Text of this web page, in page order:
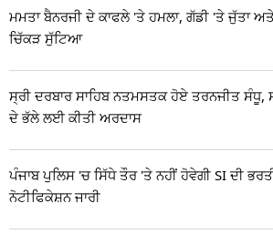
ਮਮਤਾ ਬੈਨਰਜੀ ਦੇ ਕਾਫਲੇ 'ਤੇ ਹਮਲਾ, ਗੱਡੀ 'ਤੇ ਜੁੱਤਾ
ਚਿੱਕੜ ਸੁੱਟਿਆ
ਸ੍ਰੀ ਦਰਬਾਰ ਸਾਹਿਬ ਨਤਮਸਤਕ ਹੋਏ ਤਰਨਜੀਤ ਸੰਧੂ,
ਦੇ ਭੱਲੇ ਲਈ ਕੀਤੀ ਅਰਦਾਸ
ਪੰਜਾਬ ਪੁਲਿਸ 'ਚ ਸਿੱਧੇ ਤੌਰ 'ਤੇ ਨਹੀਂ ਹੋਵੇਗੀ SI ਦੀ
ਨੋਟੀਫਿਕੇਸ਼ਨ ਜਾਰੀ